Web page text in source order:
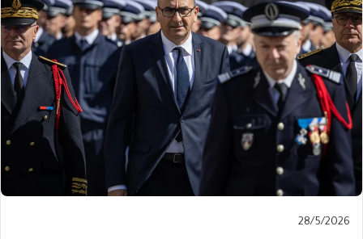
Published
28/5/2026